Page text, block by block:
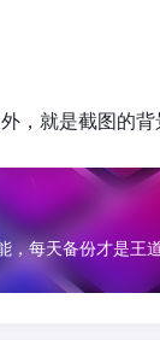
，就是截图的背
每天备份才是王道